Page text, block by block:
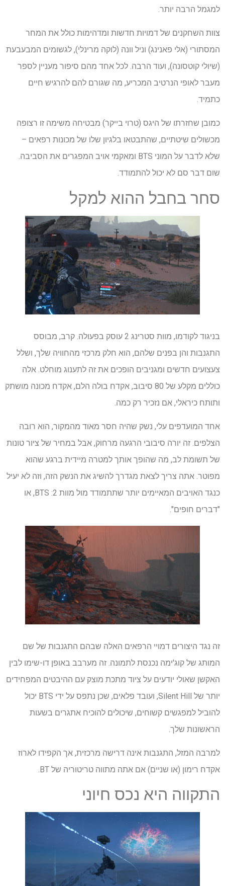
למגמל הרבה יותר.
צוות השחקנים של דמויות חדשות ומדהימות כולל את המחר
המסתורי (אלי פאנינג) וניל וונה (לוקה מרינלי), לגשומים המבעבעת
(שיולי קוטסונה), ועוד הרבה. לכל אחד מהם סיפור מעניין לספר
מעבר לאופי הנרטיב המכריע, מה שגורם להם להרגיש חיים
כתמיד.
כמובן שחזרתו של היגס (טרוי בייקר) מבטיחה משימה זו רצופה
מכשולים שיטתיים, שהתבטאו בלגיון שלו של מכונות רפאים –
שלא לדבר על המוני BTS ומאקמי אויב המפגרים את הסביבה.
שום דבר סם לא יכול להתמודד.
סחר בחבל ההוא למקל
בניגוד לקודמו, מוות סטרינג 2 עוסק בפעולה. קרב, מבוסס
התגנבות והן בפנים שלהם, הוא חלק מרכזי מהחוויה שלך, ושלל
צעצועים חדשים ומגניבים הופכים את זה לתענוג מוחלט. אלה
כוללים מקלע של 80 סיבוב, אקדח בולה הלם, אקדח מכונה מושתק
ותותח כיראלי, אם נזכיר רק כמה.
אחד המועדפים עלי, נשק שהיה חסר מאוד מהמקור, הוא רובה
הצלפים. זה יורה סיבובי הרגעה מרחוק, אבל במחיר של ציור טונות
של תשומת לב, מה שהופך אותך למטרה מיידית ברגע שהוא
מפוטר. אתה צריך לצאת מגדרך להשיג את הנשק הזה, וזה לא יעיל
כנגד האויבים המאיימים יותר שתתמודד מול מוות 2: BTS, או
"דברים חופים".
זה נגד היצורים דמויי הרפאים האלה שבהם התגנבות של שם
המותג של קוג'ימה נכנסת לתמונה. זה מערבב באופן דו-שימו לבין
האקשן שאולי יודעים על ציוד מתכת מוצק עם ההיבטים המפחידים
יותר של Silent Hill, ועובד פלאים, שכן נתפס על ידי BTS יכול
להוביל למפגשים קשוחים, שיכולים להוכיח אתגרים בשעות
הראשונות שלך.
למרבה המזל, התגנבות אינה דרישה מרכזית, אך הקפידו לארוז
אקדח רימון (או שניים) אם אתה מתווה טריטוריה של BT.
התקווה היא נכס חיוני